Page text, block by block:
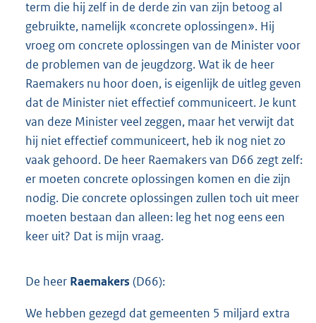
term die hij zelf in de derde zin van zijn betoog al
gebruikte, namelijk «concrete oplossingen». Hij
vroeg om concrete oplossingen van de Minister voor
de problemen van de jeugdzorg. Wat ik de heer
Raemakers nu hoor doen, is eigenlijk de uitleg geven
dat de Minister niet effectief communiceert. Je kunt
van deze Minister veel zeggen, maar het verwijt dat
hij niet effectief communiceert, heb ik nog niet zo
vaak gehoord. De heer Raemakers van D66 zegt zelf:
er moeten concrete oplossingen komen en die zijn
nodig. Die concrete oplossingen zullen toch uit meer
moeten bestaan dan alleen: leg het nog eens een
keer uit? Dat is mijn vraag.
De heer Raemakers (D66):
We hebben gezegd dat gemeenten 5 miljard extra